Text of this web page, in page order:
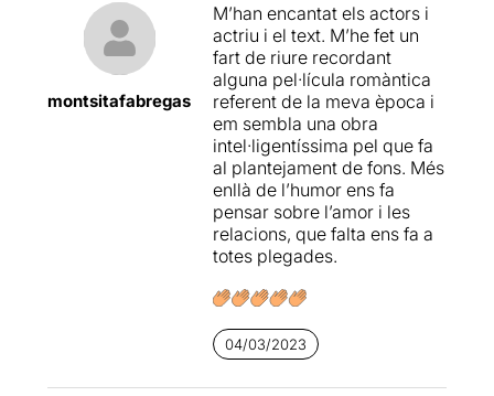
montsitafabregas
M’han encantat els actors i
actriu i el text. M’he fet un
fart de riure recordant
alguna pel·lícula romàntica
referent de la meva època i
em sembla una obra
intel·ligentíssima pel que fa
al plantejament de fons. Més
enllà de l’humor ens fa
pensar sobre l’amor i les
relacions, que falta ens fa a
totes plegades.
04/03/2023